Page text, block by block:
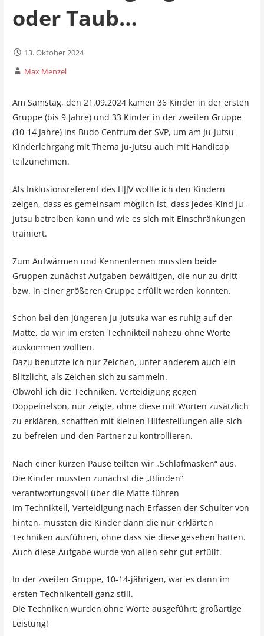
oder Taub…
13. Oktober 2024
Max Menzel
Am Samstag, den 21.09.2024 kamen 36 Kinder in der ersten
Gruppe (bis 9 Jahre) und 33 Kinder in der zweiten Gruppe
(10-14 Jahre) ins Budo Centrum der SVP, um am Ju-Jutsu-
Kinderlehrgang mit Thema Ju-Jutsu auch mit Handicap
teilzunehmen.
Als Inklusionsreferent des HJJV wollte ich den Kindern
zeigen, dass es gemeinsam möglich ist, dass jedes Kind Ju-
Jutsu betreiben kann und wie es sich mit Einschränkungen
trainiert.
Zum Aufwärmen und Kennenlernen mussten beide
Gruppen zunächst Aufgaben bewältigen, die nur zu dritt
bzw. in einer größeren Gruppe erfüllt werden konnten.
Schon bei den jüngeren Ju-Jutsuka war es ruhig auf der
Matte, da wir im ersten Technikteil nahezu ohne Worte
auskommen wollten.
Dazu benutzte ich nur Zeichen, unter anderem auch ein
Blitzlicht, als Zeichen sich zu sammeln.
Obwohl ich die Techniken, Verteidigung gegen
Doppelnelson, nur zeigte, ohne diese mit Worten zusätzlich
zu erklären, schafften mit kleinen Hilfestellungen alle sich
zu befreien und den Partner zu kontrollieren.
Nach einer kurzen Pause teilten wir „Schlafmasken“ aus.
Die Kinder mussten zunächst die „Blinden“
verantwortungsvoll über die Matte führen
Im Technikteil, Verteidigung nach Erfassen der Schulter von
hinten, mussten die Kinder dann die nur erklärten
Techniken ausführen, ohne dass sie diese gesehen hatten.
Auch diese Aufgabe wurde von allen sehr gut erfüllt.
In der zweiten Gruppe, 10-14-jährigen, war es dann im
ersten Technikenteil ganz still.
Die Techniken wurden ohne Worte ausgeführt; großartige
Leistung!